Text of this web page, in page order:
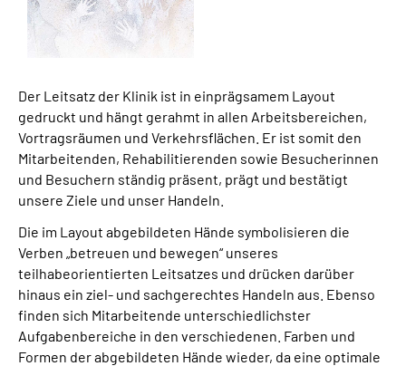
Der Leitsatz der Klinik ist in einprägsamem Layout
gedruckt und hängt gerahmt in allen Arbeitsbereichen,
Vortragsräumen und Verkehrsflächen. Er ist somit den
Mitarbeitenden, Rehabilitierenden sowie Besucherinnen
und Besuchern ständig präsent, prägt und bestätigt
unsere Ziele und unser Handeln.
Die im Layout abgebildeten Hände symbolisieren die
Verben „betreuen und bewegen“ unseres
teilhabeorientierten Leitsatzes und drücken darüber
hinaus ein ziel- und sachgerechtes Handeln aus. Ebenso
finden sich Mitarbeitende unterschiedlichster
Aufgabenbereiche in den verschiedenen. Farben und
Formen der abgebildeten Hände wieder, da eine optimale